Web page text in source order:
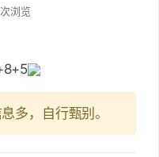
浏览
多，自行甄别。